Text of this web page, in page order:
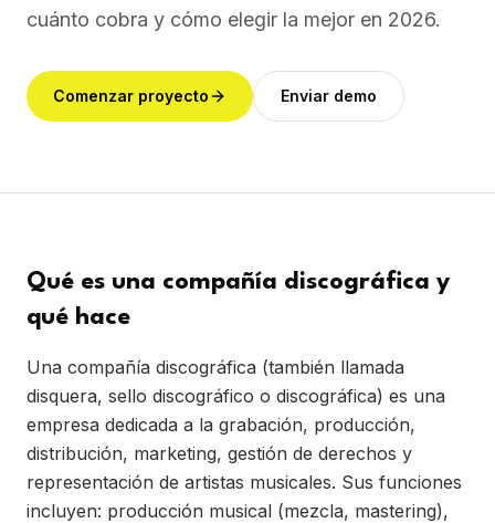
cuánto cobra y cómo elegir la mejor en 2026.
Comenzar proyecto Enviar demo
Qué es una compañía discográfica y
qué hace
Una compañía discográfica (también llamada
disquera, sello discográfico o discográfica) es una
empresa dedicada a la grabación, producción,
distribución, marketing, gestión de derechos y
representación de artistas musicales. Sus funciones
incluyen: producción musical (mezcla, mastering),